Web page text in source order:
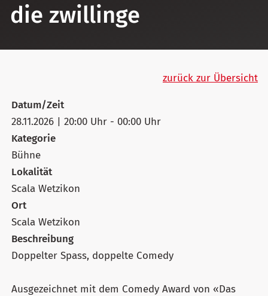
die zwillinge
zurück zur Übersicht
Datum/Zeit
28.11.2026 | 20:00 Uhr - 00:00 Uhr
Kategorie
Bühne
Lokalität
Scala Wetzikon
Ort
Scala Wetzikon
Beschreibung
Doppelter Spass, doppelte Comedy
Ausgezeichnet mit dem Comedy Award von «Das